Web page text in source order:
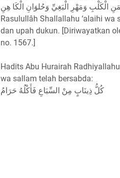
الْكَلْبِ وَمَهْرِ الْبَغِيِّ وَحُلوَانِ الْكَا هِنِ
Rasulullâh Shallallahu ‘alaihi
dan upah dukun. [Diriwayatkan
no. 1567.]
Hadits Abu Hurairah
wa sallam telah bersabda:
كُلُّ ذِينَابٍ مِنْ السِّبَاعِ فَأَكْلُهُ حَرَامُ